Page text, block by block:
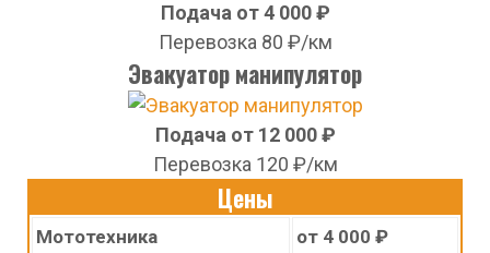
Подача от 4 000 ₽
Перевозка 80 ₽/км
Эвакуатор манипулятор
Подача от 12 000 ₽
Перевозка 120 ₽/км
Цены
Мототехника
от 4 000 ₽